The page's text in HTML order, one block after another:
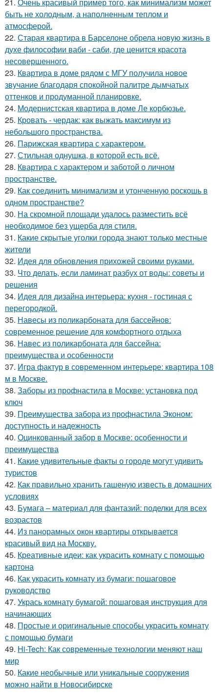
быть не холодным, а наполненным теплом и
атмосферой.
22. Старая квартира в Барселоне обрела новую жизнь в
духе философии ваби - саби, где ценится красота
несовершенного.
23. Квартира в доме рядом с МГУ получила новое
звучание благодаря спокойной палитре дымчатых
оттенков и продуманной планировке.
24. Модернистская квартира в доме Ле корбюзье.
25. Кровать - чердак: как выжать максимум из
небольшого пространства.
26. Парижская квартира с характером.
27. Стильная однушка, в которой есть всё.
28. Квартира с характером и заботой о личном
пространстве.
29. Как соединить минимализм и утонченную роскошь в
одном пространстве?
30. На скромной площади удалось разместить всё
необходимое без ущерба для стиля.
31. Какие скрытые уголки города знают только местные
жители
32. Идея для обновления прихожей своими руками.
33. Что делать, если ламинат разбух от воды: советы и
решения
34. Идея для дизайна интерьера: кухня - гостиная с
перегородкой.
35. Навесы из поликарбоната для бассейнов:
современное решение для комфортного отдыха
36. Навес из поликарбоната для бассейна:
преимущества и особенности
37. Игра фактур в современном интерьере: квартира 108
м в Москве.
38. Заборы из профнастила в Москве: установка под
ключ
39. Преимущества забора из профнастила Эконом:
доступность и надежность
40. Оцинкованный забор в Москве: особенности и
преимущества
41. Какие удивительные факты о городе могут удивить
туристов
42. Как правильно хранить гашеную известь в домашних
условиях
43. Бумага – материал для фантазий: поделки для всех
возрастов
44. Из панорамных окон квартиры открывается
красивый вид на Москву.
45. Креативные идеи: как украсить комнату с помощью
картона
46. Как украсить комнату из бумаги: пошаговое
руководство
47. Укрась комнату бумагой: пошаговая инструкция для
начинающих
48. Простые и оригинальные способы украсить комнату
с помощью бумаги
49. Hi-Tech: Как современные технологии меняют наш
мир
50. Какие необычные или уникальные сооружения
можно найти в Новосибирске